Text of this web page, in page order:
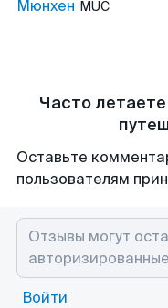
Мюнхен MUC
Часто
Оставьте
пользователям
Войти